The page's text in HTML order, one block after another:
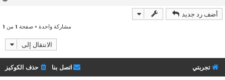
أضف رد جديد
مشاركة واحدة • صفحة 1 من 1
الانتقال إلى
تجربتي حذف الكوكيز اتصل بنا